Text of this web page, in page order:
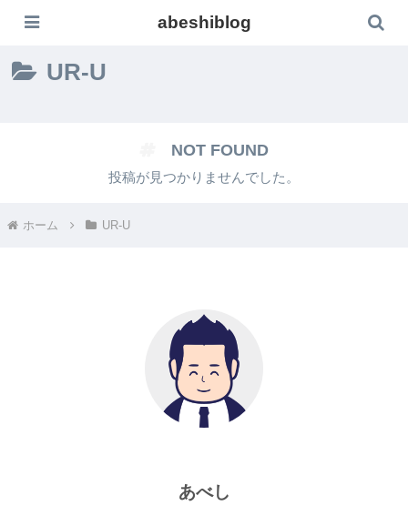
UR-U
NOT FOUND
投稿が見つかりませんでした。
ホーム UR-U
あべし
abeshiblog